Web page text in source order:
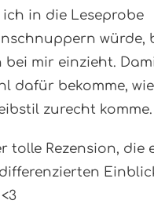
ich in die Leseprobe
würde,
bei mir einzieht.
dafür bekomme,
zurecht komme.
tolle Rezension, die